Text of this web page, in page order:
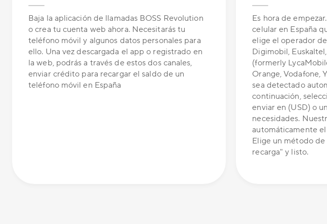
Baja la aplicación de llamadas BOSS Revolution
o crea tu cuenta web ahora. Necesitarás tu
teléfono móvil y algunos datos personales para
ello. Una vez descargada el app o registrado en
la web, podrás a través de estos dos canales,
enviar crédito para recargar el saldo de un
teléfono móvil en España
Es hora de
celular en España
elige el operador
Digimobil,
(formerly
Orange, Vodafone,
sea detectado
continuación,
enviar en (USD) o
necesidades.
automáticamente
Elige un método de
recarga" y listo.